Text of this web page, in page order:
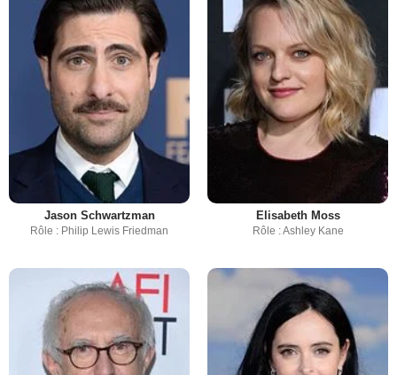
Jason Schwartzman
Rôle : Philip Lewis Friedman
Elisabeth Moss
Rôle : Ashley Kane